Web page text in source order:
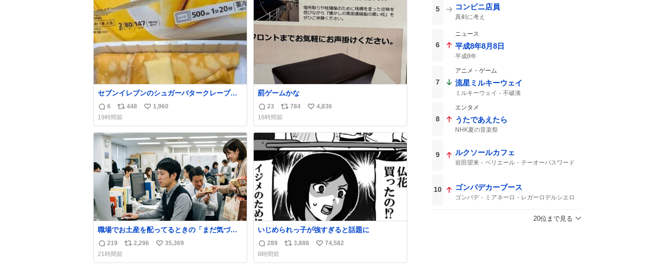
ト
数
ト
数
数
セブンイレブンのシュガーバタークレープと
えんがわの寿司を探している人へ！ シュガー
バタークレープは目黒、品川、蒲田、渋谷、
川崎、横浜、鶴見、九州の一部エリア限定商
品で8月5日に発注が終了したため店舗に置い
てあるところ少ないですが見つけたら即買い
です🤩❣️
返
信
数
6
リ
ポ
ス
ト
数
448
い
ね
数
1,960
19時間前
罰ゲームかな
返
信
数
23
リ
ポ
ス
ト
数
784
い
ね
数
4,836
18時間前
職場でお土産を配ってるときの「まだ気づい
てませんよ」的な演技が毎回シンドい。
返
信
219
リ
2,296
い
35,369
21時間前
いじめられっ子が強すぎると話題に
返
信
289
リ
3,888
い
74,582
8時間前
コンサドーレ札幌
シュート
5 コンビニ店員
真剣に考え
6
ニュース
平成8年8月8日
平成8年
7
アニメ・ゲーム
流星ミルキーウェイ
ミルキーウェイ 不破湊
8
エンタメ
うたであえたら
NHK夏の音楽祭
9 ルクソールカフェ
岩田望来 ペリエール
テーオーパスワード
ヒルノハンブルク
ヴァルツァーシャル
エルムS
札幌11 アクションプラン
10 ゴンバデカーブース
ゴンバデ ミアネーロ
レガーロデルシエロ
ドラゴンヘッド
20位まで見る